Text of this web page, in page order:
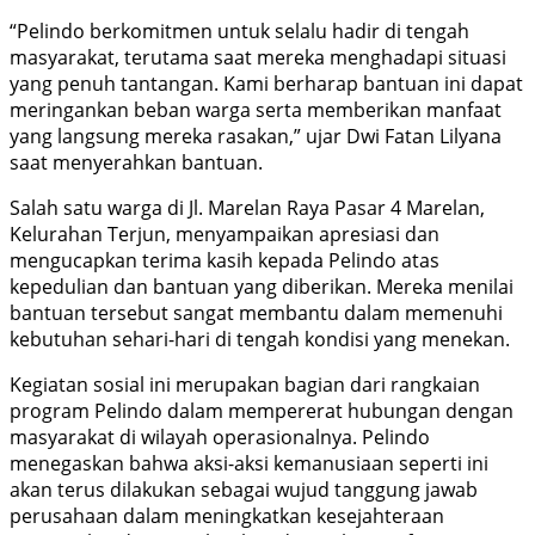
“Pelindo berkomitmen untuk selalu hadir di tengah
masyarakat, terutama saat mereka menghadapi situasi
yang penuh tantangan. Kami berharap bantuan ini dapat
meringankan beban warga serta memberikan manfaat
yang langsung mereka rasakan,” ujar Dwi Fatan Lilyana
saat menyerahkan bantuan.
Salah satu warga di Jl. Marelan Raya Pasar 4 Marelan,
Kelurahan Terjun, menyampaikan apresiasi dan
mengucapkan terima kasih kepada Pelindo atas
kepedulian dan bantuan yang diberikan. Mereka menilai
bantuan tersebut sangat membantu dalam memenuhi
kebutuhan sehari-hari di tengah kondisi yang menekan.
Kegiatan sosial ini merupakan bagian dari rangkaian
program Pelindo dalam mempererat hubungan dengan
masyarakat di wilayah operasionalnya. Pelindo
menegaskan bahwa aksi-aksi kemanusiaan seperti ini
akan terus dilakukan sebagai wujud tanggung jawab
perusahaan dalam meningkatkan kesejahteraan